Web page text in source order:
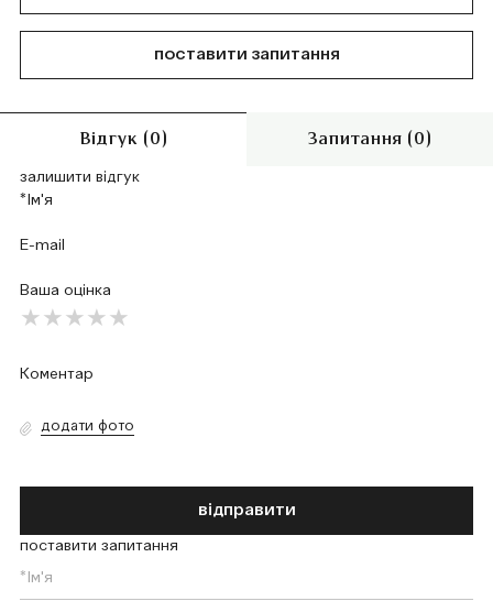
поставити запитання
Відгук (0) Запитання (0)
залишити відгук
Ваша оцінка
додати фото
відправити
поставити запитання